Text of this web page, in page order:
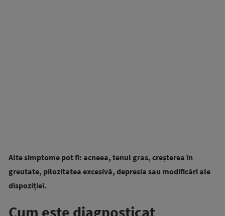
Alte simptome pot fi: acneea, tenul gras, creșterea în
greutate, pilozitatea excesivă, depresia sau modificări ale
dispoziției.
Cum este diagnosticat